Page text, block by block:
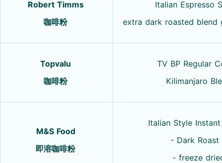
Robert Timms
咖啡粉
Italian Espresso
extra dark roasted blend
Topvalu
咖啡粉
TV BP Regular
Kilimanjaro
M&S Food
即溶咖啡粉
Italian Style
- Dark Roast
- freeze